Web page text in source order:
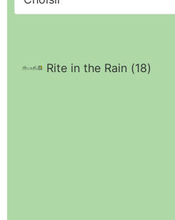
Rite in the Rain (18)